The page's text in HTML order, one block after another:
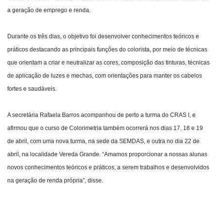
a geração de emprego e renda.
Durante os três dias, o objetivo foi desenvolver conhecimentos teóricos e
práticos destacando as principais funções do colorista, por meio de técnicas
que orientam a criar e neutralizar as cores, composição das tinturas, técnicas
de aplicação de luzes e mechas, com orientações para manter os cabelos
fortes e saudáveis.
A secretária Rafaela Barros acompanhou de perto a turma do CRAS I, e
afirmou que o curso de Colorimetria também ocorrerá nos dias 17, 18 e 19
de abril, com uma nova turma, na sede da SEMDAS, e outra no dia 22 de
abril, na localidade Vereda Grande. “Amamos proporcionar a nossas alunas
novos conhecimentos teóricos e práticos, a serem trabalhos e desenvolvidos
na geração de renda própria”, disse.